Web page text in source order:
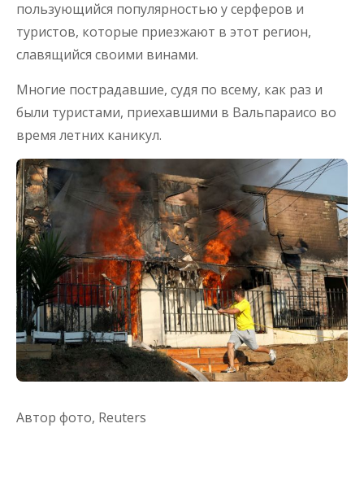
пользующийся популярностью у серферов и
туристов, которые приезжают в этот регион,
славящийся своими винами.
Многие пострадавшие, судя по всему, как раз и
были туристами, приехавшими в Вальпараисо во
время летних каникул.
Автор фото, Reuters